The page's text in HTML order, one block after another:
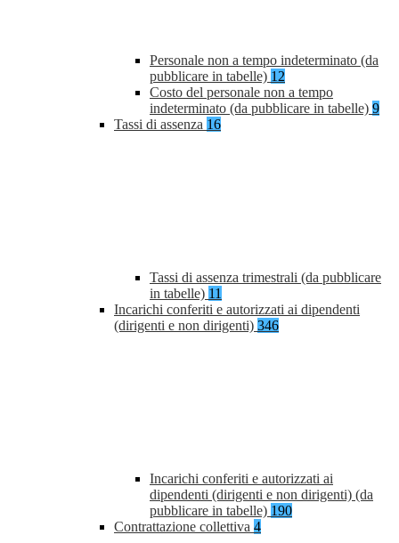
Personale non a tempo indeterminato (da
pubblicare in tabelle) 12
Costo del personale non a tempo
indeterminato (da pubblicare in tabelle) 9
Tassi di assenza 16
Tassi di assenza trimestrali (da pubblicare
in tabelle) 11
Incarichi conferiti e autorizzati ai dipendenti
(dirigenti e non dirigenti) 346
Incarichi conferiti e autorizzati ai
dipendenti (dirigenti e non dirigenti) (da
pubblicare in tabelle) 190
Contrattazione collettiva 4